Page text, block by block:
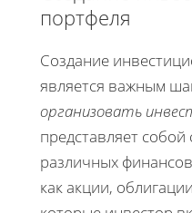
портфеля
Создание
является важным
организовать
представляет собой
различных
как акции,